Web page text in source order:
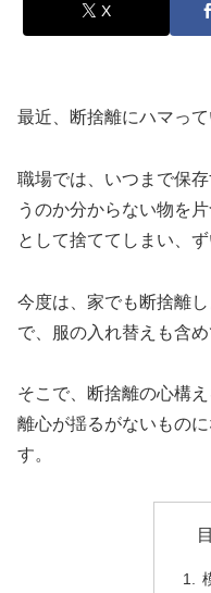
X
最近、断捨離にハマって
職場では、いつまで保
うのか分からない物を
として捨ててしまい、
今度は、家でも断捨離
で、服の入れ替えも含
そこで、断捨離の心構
離心が揺るがないもの
す。